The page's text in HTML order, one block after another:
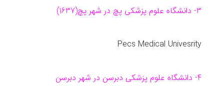
3- دانشگاه علوم پزشکی پچ در شهر پچ(1637)
Pecs Medical Univesrity
4- دانشگاه علوم پزشكی دبرسن در شهر دبرسن